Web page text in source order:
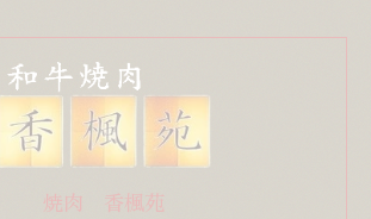
焼肉 香楓苑